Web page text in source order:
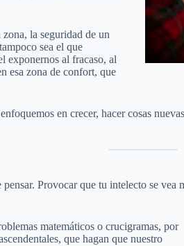
la seguridad de un
sea el que
exponernos al fracaso, al
esa zona de confort, que
en crecer, hacer cosas
Provocar que tu intelecto se
matemáticos o crucigramas, por
que hagan que nuestro